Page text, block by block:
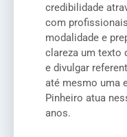
credibilidade
com
modalidade e
clareza um texto
e divulgar
até mesmo uma
Pinheiro atua
anos.